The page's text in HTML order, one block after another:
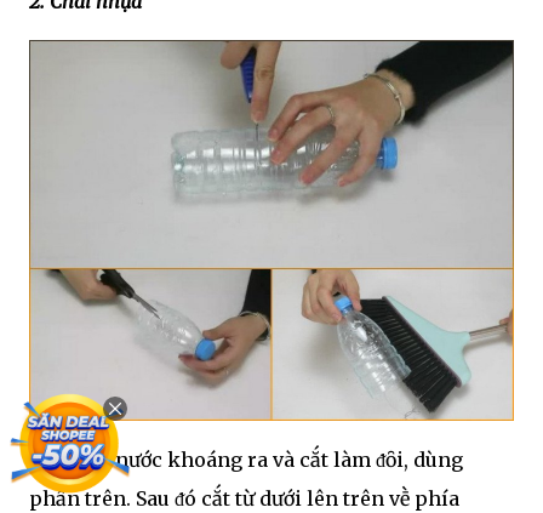
Lấy chai nước khoáng ra và cắt làm ᵭȏi, dùng
phần trên. Sau ᵭó cắt từ dưới lên trên vḕ phía